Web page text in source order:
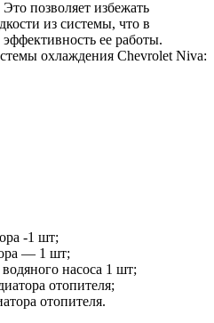
позволяет избежать
из системы, что в
ее работы.
охлаждения Chevrolet Niva:
-1 шт;
— 1 шт;
насоса 1 шт;
отопителя;
отопителя.